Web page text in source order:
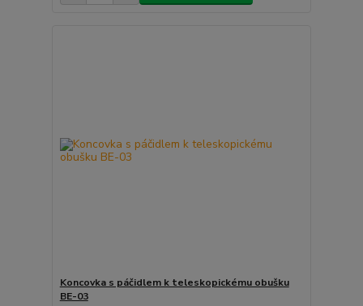
Koncovka s páčidlem k teleskopickému obušku
BE-03